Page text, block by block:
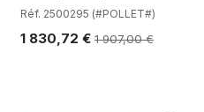
Réf. 2500295 (#POLLET#)
1 830,72 € 1 907,00€